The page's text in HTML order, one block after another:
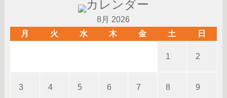
8月 2026
月
火 水 木 金 土 日
1 2
3 4 5 6 7 8 9